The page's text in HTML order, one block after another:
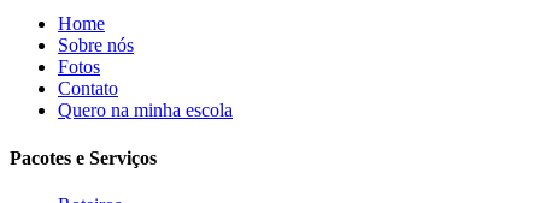
Home
Sobre nós
Fotos
Contato
Quero na minha escola
Pacotes e Serviços